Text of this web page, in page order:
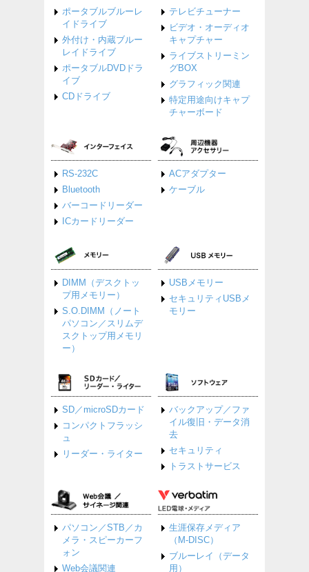
ポータブルブルーレ
イドライブ
外付け・内蔵ブルー
レイドライブ
ポータブルDVDドラ
イブ
CDドライブ
テレビチューナー
ビデオ・オーディオ
キャプチャー
ライブストリーミン
グBOX
グラフィック関連
特定用途向けキャプ
チャーボード
RS-232C
Bluetooth
バーコードリーダー
ICカードリーダー
ACアダプター
ケーブル
DIMM（デスクトッ
プ用メモリー）
S.O.DIMM（ノート
パソコン／スリムデ
スクトップ用メモリ
ー）
USBメモリー
セキュリティUSBメ
モリー
SD／microSDカード
コンパクトフラッシ
ュ
リーダー・ライター
バックアップ／ファ
イル復旧・データ消
去
セキュリティ
トラストサービス
パソコン／STB／カ
メラ・スピーカーフ
ォン
Web会議関連
生涯保存メディア
（M-DISC）
ブルーレイ（データ
用）